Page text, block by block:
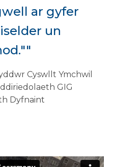
ar gyfer
un
Cyswllt Ymchwil
GIG
Dyfnaint